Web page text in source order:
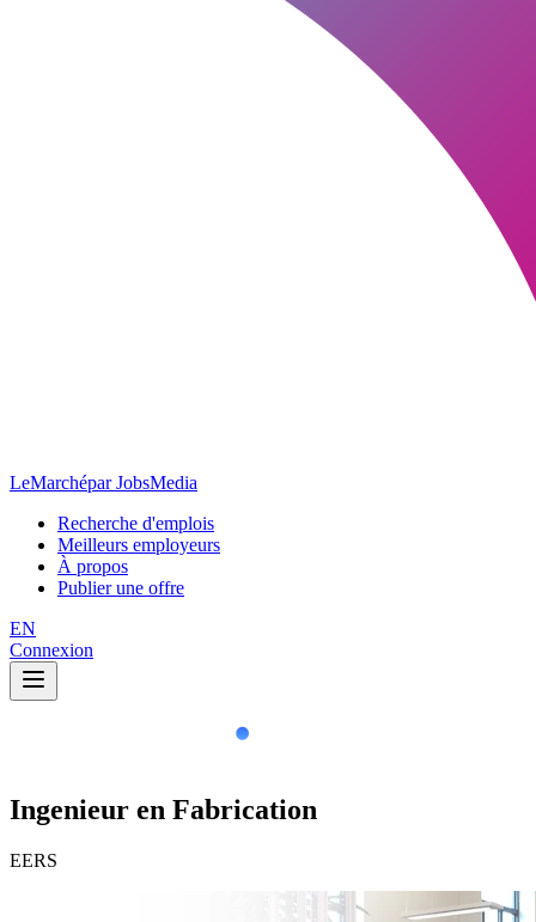
LeMarchépar JobsMedia
Recherche d'emplois
Meilleurs employeurs
À propos
Publier une offre
EN
Connexion
Ingenieur en Fabrication
EERS